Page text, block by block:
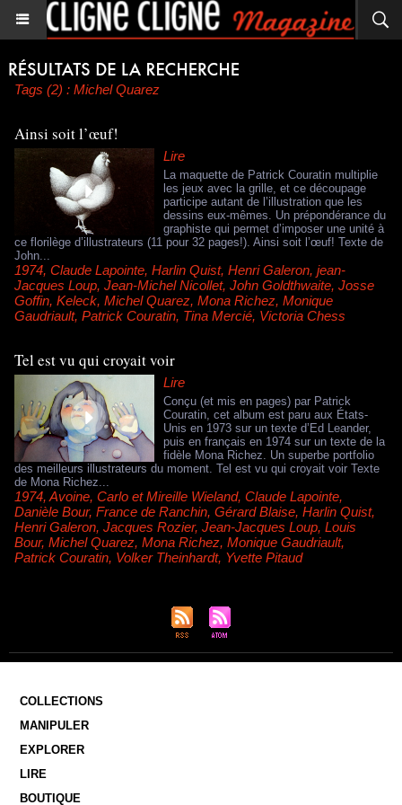
Tags (2) : Michel Quarez
Ainsi soit l’œuf!
Lire
La maquette de Patrick Couratin multiplie
les jeux avec la grille, et ce découpage
participe autant de l’illustration que les
dessins eux-mêmes. Un prépondérance du
graphiste qui permet d’imposer une unité à
ce florilège d’illustrateurs (11 pour 32 pages!). Ainsi soit l’œuf! Texte de
John...
1974, Claude Lapointe, Harlin Quist, Henri Galeron, jean-
Jacques Loup, Jean-Michel Nicollet, John Goldthwaite, Josse
Goffin, Keleck, Michel Quarez, Mona Richez, Monique
Gaudriault, Patrick Couratin, Tina Mercié, Victoria Chess
Tel est vu qui croyait voir
Lire
Conçu (et mis en pages) par Patrick
Couratin, cet album est paru aux États-
Unis en 1973 sur un texte d’Ed Leander,
puis en français en 1974 sur un texte de la
fidèle Mona Richez. Un superbe portfolio
des meilleurs illustrateurs du moment. Tel est vu qui croyait voir Texte
de Mona Richez...
1974, Avoine, Carlo et Mireille Wieland, Claude Lapointe,
Danièle Bour, France de Ranchin, Gérard Blaise, Harlin Quist,
Henri Galeron, Jacques Rozier, Jean-Jacques Loup, Louis
Bour, Michel Quarez, Mona Richez, Monique Gaudriault,
Patrick Couratin, Volker Theinhardt, Yvette Pitaud
COLLECTIONS
MANIPULER
EXPLORER
LIRE
BOUTIQUE